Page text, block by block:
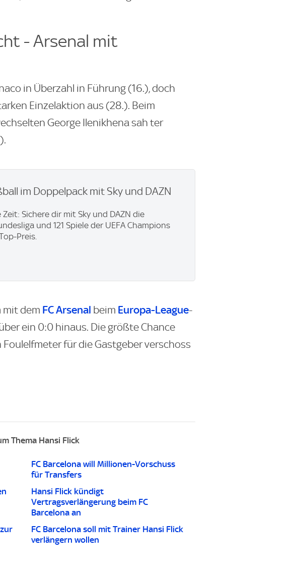
- Arsenal mit
in Überzahl in Führung (16.), doch
Einzelaktion aus (28.). Beim
George Ilenikhena sah ter
im Doppelpack mit Sky und DAZN
Sichere dir mit Sky und DAZN die
und 121 Spiele der UEFA Champions
Preis.
mit dem FC Arsenal beim Europa-League-
ein 0:0 hinaus. Die größte Chance
für die Gastgeber verschoss
Thema Hansi Flick
FC Barcelona will Millionen-Vorschuss
für Transfers
Hansi Flick kündigt
Vertragsverlängerung beim FC
Barcelona an
FC Barcelona soll mit Trainer Hansi Flick
verlängern wollen